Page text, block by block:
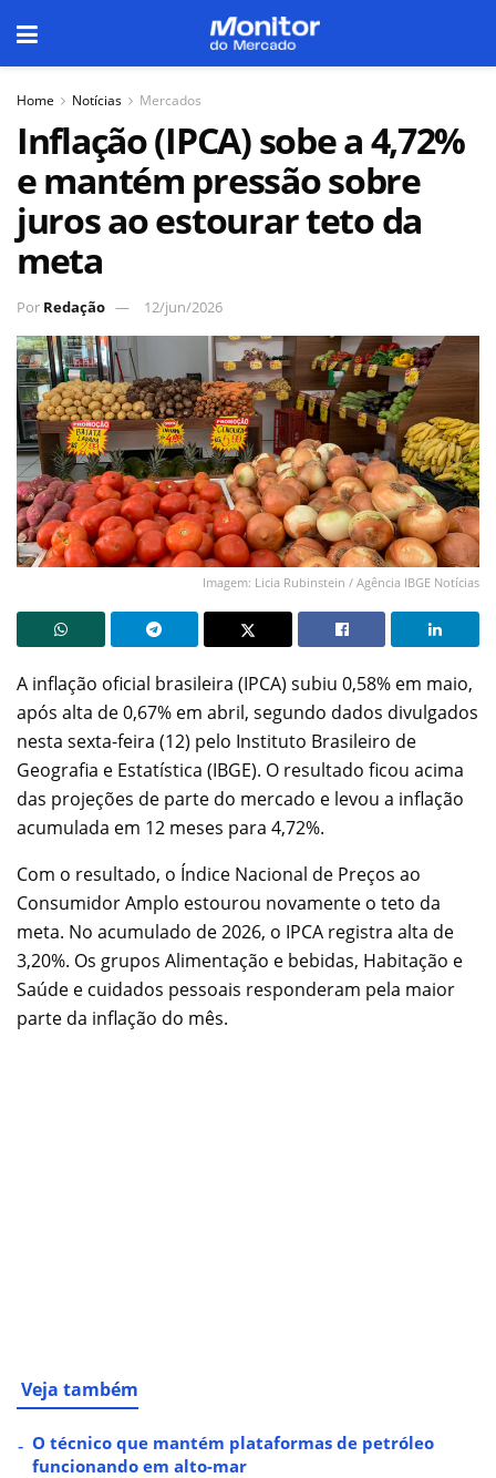
Home Notícias Mercados
Inflação (IPCA) sobe a 4,72%
e mantém pressão sobre
juros ao estourar teto da
meta
Por Redação 12/jun/2026
Imagem: Licia Rubinstein / Agência IBGE Notícias
A inflação oficial brasileira (IPCA) subiu 0,58% em maio,
após alta de 0,67% em abril, segundo dados divulgados
nesta sexta-feira (12) pelo Instituto Brasileiro de
Geografia e Estatística (IBGE). O resultado ficou acima
das projeções de parte do mercado e levou a inflação
acumulada em 12 meses para 4,72%.
Com o resultado, o Índice Nacional de Preços ao
Consumidor Amplo estourou novamente o teto da
meta. No acumulado de 2026, o IPCA registra alta de
3,20%. Os grupos Alimentação e bebidas, Habitação e
Saúde e cuidados pessoais responderam pela maior
parte da inflação do mês.
Veja também
O técnico que mantém plataformas de petróleo
funcionando em alto-mar